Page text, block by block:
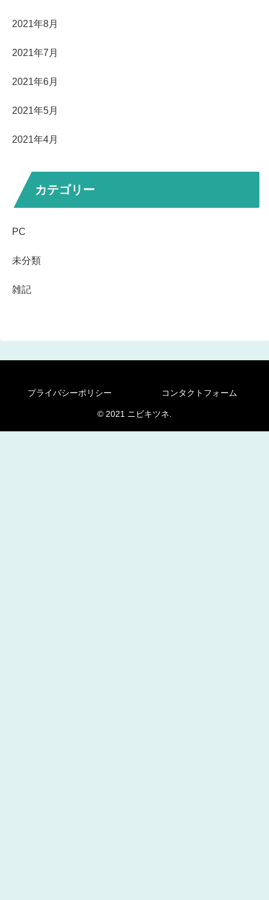
2021年8月
2021年7月
2021年6月
2021年5月
2021年4月
カテゴリー
PC
未分類
雑記
プライバシーポリシー コンタクトフォーム
© 2021 ニビキツネ.